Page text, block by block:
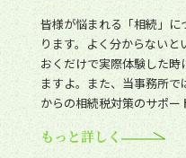
皆様が悩まれる「相続」
ります。よく分からない
おくだけで実際体験した
ますよ。また、当事務所
からの相続税対策のサポー
もっと詳しく